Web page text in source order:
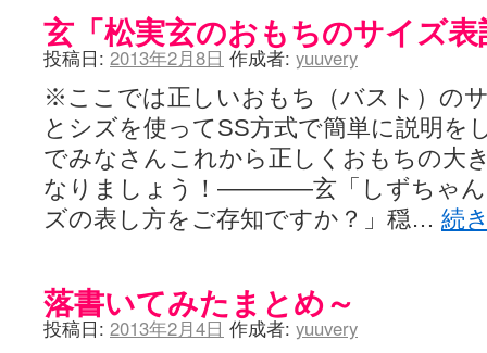
玄「松実玄のおもちのサイズ
投稿日: 2013年2月8日 作成者: yuuvery
※ここでは正しいおもち（バスト）の
とシズを使ってSS方式で簡単に説明
でみなさんこれから正しくおもちの大
なりましょう！――――玄「しずちゃん
ズの表し方をご存知ですか？」穏… 続
落書いてみたまとめ～
投稿日: 2013年2月4日 作成者: yuuvery